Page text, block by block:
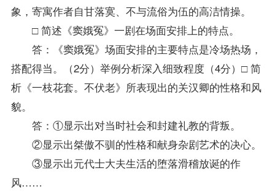
象，寄寓作者自甘落寞、不与流俗为伍的高洁情操。
□ 简述《窦娥冤》一剧在场面安排上的特点。
答：《窦娥冤》场面安排的主要特点是冷场热场，
搭配得当。（2分）举例分析深入细致程度（4分）□ 简
析《一枝花套。不伏老》所表现出的关汉卿的性格和风
貌。
答：①显示出对当时社会和封建礼教的背叛。
②显示出桀傲不驯的性格和献身杂剧艺术的决心。
③显示出元代士大夫生活的堕落滑稽放诞的作
风……